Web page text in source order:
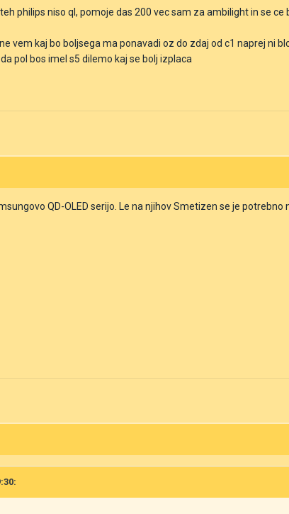
philips niso ql, pomoje das 200 vec sam za ambilight in se
vem kaj bo boljsega ma ponavadi oz do zdaj od c1 naprej ni
pol bos imel s5 dilemo kaj se bolj izplaca
QD-OLED serijo. Le na njihov Smetizen se je potrebno